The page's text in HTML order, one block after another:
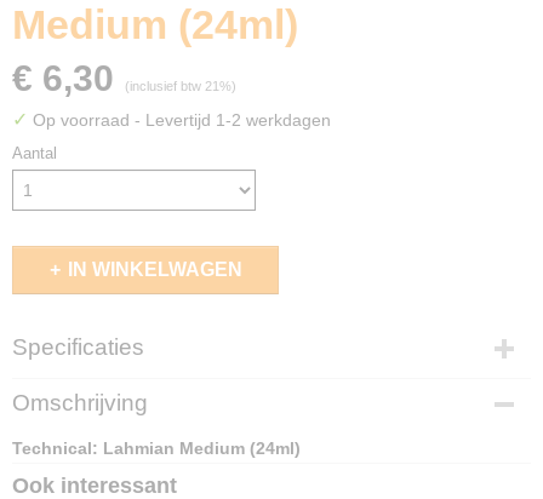
Medium (24ml)
€ 6,30 (inclusief btw 21%)
✓ Op voorraad - Levertijd 1-2 werkdagen
Aantal
IN WINKELWAGEN
Specificaties
EAN code
5011921193059
Omschrijving
Technical: Lahmian Medium (24ml)
Ook interessant